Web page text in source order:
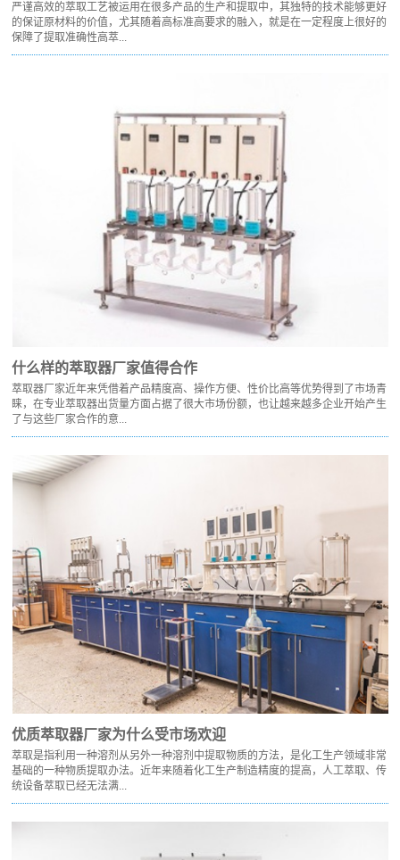
严谨高效的萃取工艺被运用在很多产品的生产和提取中，其独特的技术能够更好
的保证原材料的价值，尤其随着高标准高要求的融入，就是在一定程度上很好的
保障了提取准确性高萃...
什么样的萃取器厂家值得合作
萃取器厂家近年来凭借着产品精度高、操作方便、性价比高等优势得到了市场青
睐，在专业萃取器出货量方面占据了很大市场份额，也让越来越多企业开始产生
了与这些厂家合作的意...
优质萃取器厂家为什么受市场欢迎
萃取是指利用一种溶剂从另外一种溶剂中提取物质的方法，是化工生产领域非常
基础的一种物质提取办法。近年来随着化工生产制造精度的提高，人工萃取、传
统设备萃取已经无法满...